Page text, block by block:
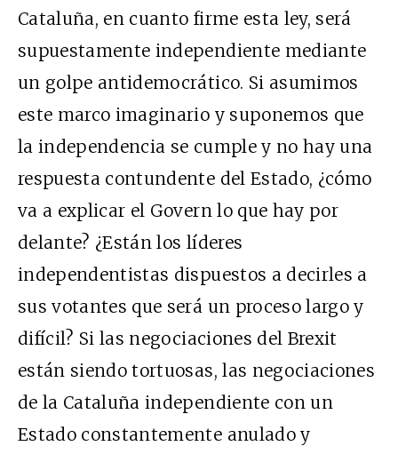
Cataluña, en cuanto firme esta ley, será
supuestamente independiente mediante
un golpe antidemocrático. Si asumimos
este marco imaginario y suponemos que
la independencia se cumple y no hay una
respuesta contundente del Estado, ¿cómo
va a explicar el Govern lo que hay por
delante? ¿Están los líderes
independentistas dispuestos a decirles a
sus votantes que será un proceso largo y
difícil? Si las negociaciones del Brexit
están siendo tortuosas, las negociaciones
de la Cataluña independiente con un
Estado constantemente anulado y